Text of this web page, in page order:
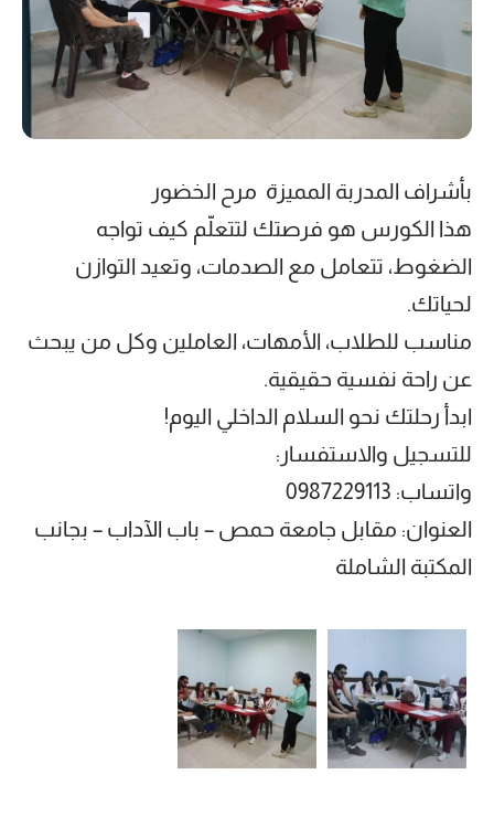
بأشراف المدربة المميزة مرح الخضور
هذا الكورس هو فرصتك لتتعلّم كيف تواجه
الضغوط، تتعامل مع الصدمات، وتعيد التوازن
لحياتك.
مناسب للطلاب، الأمهات، العاملين وكل من يبحث
عن راحة نفسية حقيقية.
ابدأ رحلتك نحو السلام الداخلي اليوم!
للتسجيل والاستفسار:
واتساب: 0987229113
العنوان: مقابل جامعة حمص – باب الآداب – بجانب
المكتبة الشاملة